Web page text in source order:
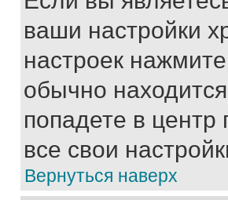
ваши настройки
настроек
обычно
попадете в центр
все свои
Вернуться наверх